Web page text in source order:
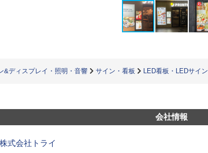
&ディスプレイ・照明・音響 サイン・看板 LED看板・LEDサイン
会社情報
株式会社トライ